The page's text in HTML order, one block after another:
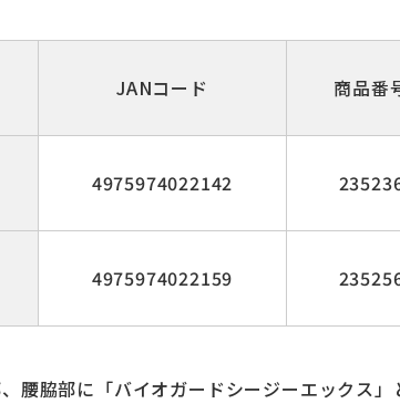
JANコード 商品番
4975974022142
4975974022159
腰脇部に「バイオガードシージーエックス